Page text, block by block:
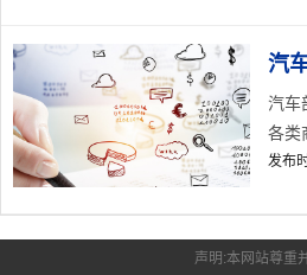
汽
汽车
各类
发布
声明:本网站尊重